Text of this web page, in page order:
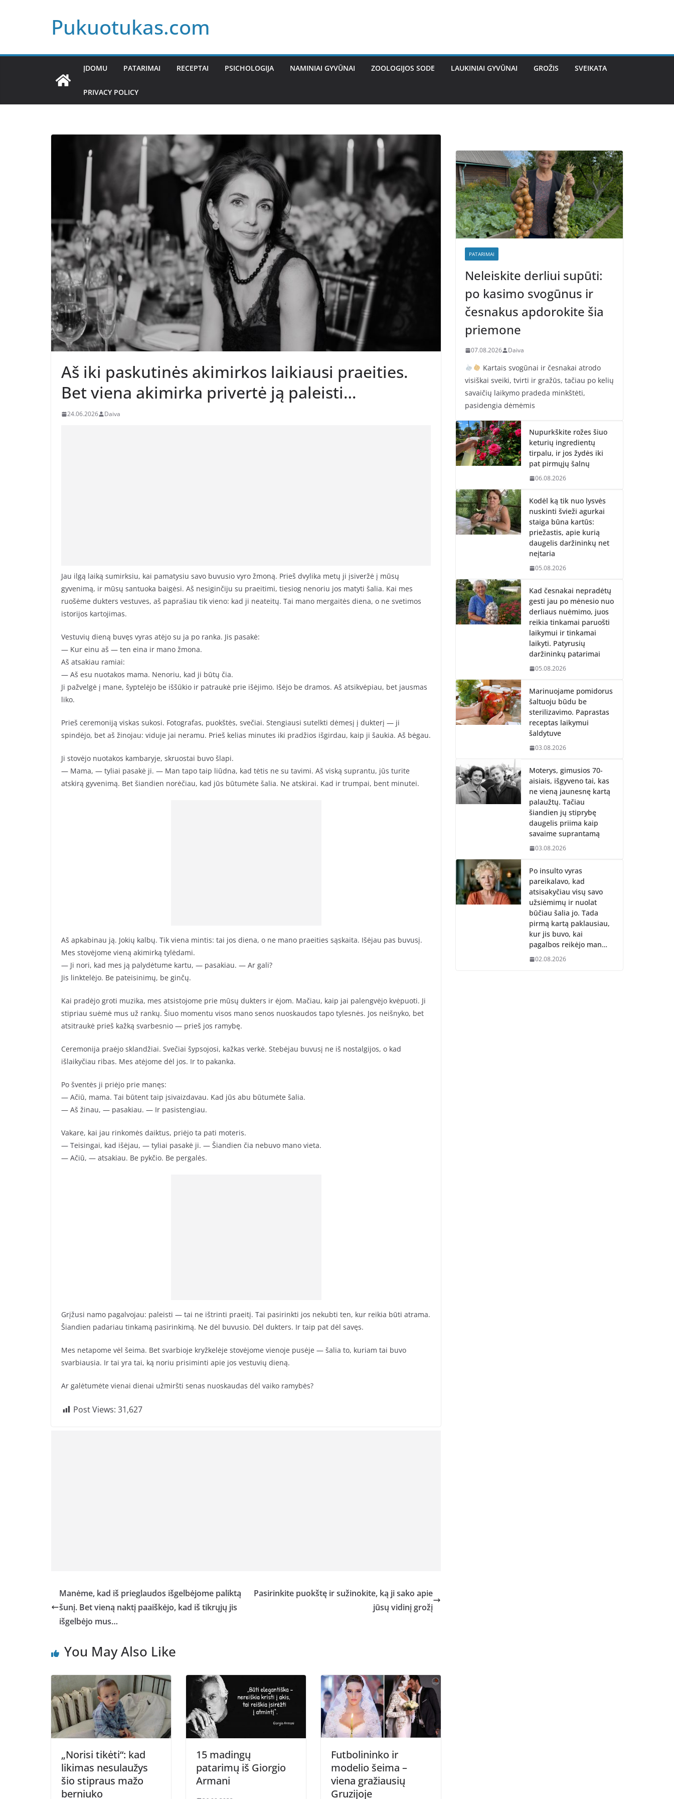
Pukuotukas.com
ĮDOMU PATARIMAI RECEPTAI PSICHOLOGIJA NAMINIAI GYVŪNAI ZOOLOGIJOS SODE LAUKINIAI GYVŪNAI GROŽIS SVEIKATA
PRIVACY POLICY
Aš iki paskutinės akimirkos laikiausi praeities.
Bet viena akimirka privertė ją paleisti…
24.06.2026 Daiva
Jau ilgą laiką sumirksiu, kai pamatysiu savo buvusio vyro žmoną. Prieš dvylika metų ji įsiveržė į mūsų
gyvenimą, ir mūsų santuoka baigėsi. Aš nesiginčiju su praeitimi, tiesiog nenoriu jos matyti šalia. Kai mes
ruošėme dukters vestuves, aš paprašiau tik vieno: kad ji neateitų. Tai mano mergaitės diena, o ne svetimos
istorijos kartojimas.
Vestuvių dieną buvęs vyras atėjo su ja po ranka. Jis pasakė:
— Kur einu aš — ten eina ir mano žmona.
Aš atsakiau ramiai:
— Aš esu nuotakos mama. Nenoriu, kad ji būtų čia.
Ji pažvelgė į mane, šyptelėjo be iššūkio ir patraukė prie išėjimo. Išėjo be dramos. Aš atsikvėpiau, bet jausmas
liko.
Prieš ceremoniją viskas sukosi. Fotografas, puokštės, svečiai. Stengiausi sutelkti dėmesį į dukterį — ji
spindėjo, bet aš žinojau: viduje jai neramu. Prieš kelias minutes iki pradžios išgirdau, kaip ji šaukia. Aš bėgau.
Ji stovėjo nuotakos kambaryje, skruostai buvo šlapi.
— Mama, — tyliai pasakė ji. — Man tapo taip liūdna, kad tėtis ne su tavimi. Aš viską suprantu, jūs turite
atskirą gyvenimą. Bet šiandien norėčiau, kad jūs būtumėte šalia. Ne atskirai. Kad ir trumpai, bent minutei.
Aš apkabinau ją. Jokių kalbų. Tik viena mintis: tai jos diena, o ne mano praeities sąskaita. Išėjau pas buvusį.
Mes stovėjome vieną akimirką tylėdami.
— Ji nori, kad mes ją palydėtume kartu, — pasakiau. — Ar gali?
Jis linktelėjo. Be pateisinimų, be ginčų.
Kai pradėjo groti muzika, mes atsistojome prie mūsų dukters ir ėjom. Mačiau, kaip jai palengvėjo kvėpuoti. Ji
stipriau suėmė mus už rankų. Šiuo momentu visos mano senos nuoskaudos tapo tylesnės. Jos neišnyko, bet
atsitraukė prieš kažką svarbesnio — prieš jos ramybę.
Ceremonija praėjo sklandžiai. Svečiai šypsojosi, kažkas verkė. Stebėjau buvusį ne iš nostalgijos, o kad
išlaikyčiau ribas. Mes atėjome dėl jos. Ir to pakanka.
Po šventės ji priėjo prie manęs:
— Ačiū, mama. Tai būtent taip įsivaizdavau. Kad jūs abu būtumėte šalia.
— Aš žinau, — pasakiau. — Ir pasistengiau.
Vakare, kai jau rinkomės daiktus, priėjo ta pati moteris.
— Teisingai, kad išėjau, — tyliai pasakė ji. — Šiandien čia nebuvo mano vieta.
— Ačiū, — atsakiau. Be pykčio. Be pergalės.
Grįžusi namo pagalvojau: paleisti — tai ne ištrinti praeitį. Tai pasirinkti jos nekubti ten, kur reikia būti atrama.
Šiandien padariau tinkamą pasirinkimą. Ne dėl buvusio. Dėl dukters. Ir taip pat dėl savęs.
Mes netapome vėl šeima. Bet svarbioje kryžkelėje stovėjome vienoje pusėje — šalia to, kuriam tai buvo
svarbiausia. Ir tai yra tai, ką noriu prisiminti apie jos vestuvių dieną.
Ar galėtumėte vienai dienai užmiršti senas nuoskaudas dėl vaiko ramybės?
Post Views: 31,627
Manėme, kad iš prieglaudos išgelbėjome paliktą
šunį. Bet vieną naktį paaiškėjo, kad iš tikrųjų jis
išgelbėjo mus…
Pasirinkite puokštę ir sužinokite, ką ji sako apie
jūsų vidinį grožį
You May Also Like
„Norisi tikėti“: kad
likimas nesulaužys
šio stipraus mažo
berniuko
15 madingų
patarimų iš Giorgio
Armani
Futbolininko ir
modelio šeima –
viena gražiausių
Gruzijoje
PATARIMAI
Neleiskite derliui supūti:
po kasimo svogūnus ir
česnakus apdorokite šia
priemone
07.08.2026 Daiva
Kartais svogūnai ir česnakai atrodo
visiškai sveiki, tvirti ir gražūs, tačiau po kelių
savaičių laikymo pradeda minkštėti,
pasidengia dėmėmis
Nupurkškite rožes šiuo
keturių ingredientų
tirpalu, ir jos žydės iki
pat pirmųjų šalnų
06.08.2026
Kodėl ką tik nuo lysvės
nuskinti švieži agurkai
staiga būna kartūs:
priežastis, apie kurią
daugelis daržininkų net
neįtaria
05.08.2026
Kad česnakai nepradėtų
gesti jau po mėnesio nuo
derliaus nuėmimo, juos
reikia tinkamai paruošti
laikymui ir tinkamai
laikyti. Patyrusių
daržininkų patarimai
05.08.2026
Marinuojame pomidorus
šaltuoju būdu be
sterilizavimo. Paprastas
receptas laikymui
šaldytuve
03.08.2026
Moterys, gimusios 70-
aisiais, išgyveno tai, kas
ne vieną jaunesnę kartą
palaužtų. Tačiau
šiandien jų stiprybę
daugelis priima kaip
savaime suprantamą
03.08.2026
Po insulto vyras
pareikalavo, kad
atsisakyčiau visų savo
užsiėmimų ir nuolat
būčiau šalia jo. Tada
pirmą kartą paklausiau,
kur jis buvo, kai
pagalbos reikėjo man…
02.08.2026